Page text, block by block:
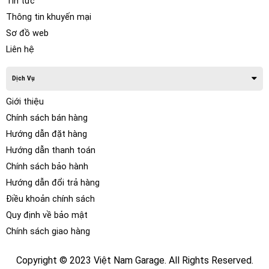
II. Lợi ích nổi bật của việc Dán Phim PPF Ô tô
Thông tin khuyến mại
Sơ đồ web
Liên hệ
Dịch Vụ
Giới thiệu
Chính sách bán hàng
Hướng dẫn đặt hàng
Hướng dẫn thanh toán
Chính sách bảo hành
Hướng dẫn đổi trả hàng
Điều khoản chính sách
Quy định về bảo mật
Chính sách giao hàng
Copyright © 2023 Việt Nam Garage. All Rights Reserved.